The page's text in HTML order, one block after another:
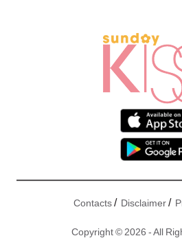
Contacts/ Disclaimer/
Copyright © 2026 - All